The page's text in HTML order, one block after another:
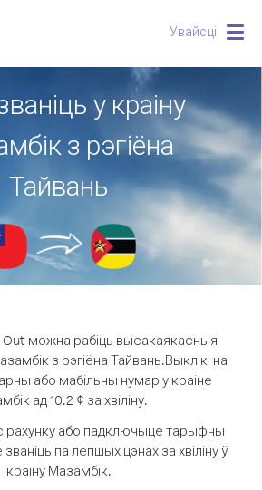
Увайсці
у краіну
з рэгіёна
Тайвань
можна рабіць высакаякасныя
з рэгіёна Тайвань.Выклікі на
або мабільны нумар у краіне
ад 10.2 ¢ за хвіліну.
рахунку або падключыце тарыфны
па лепшых цэнах за хвіліну ў
краіну Мазамбік.